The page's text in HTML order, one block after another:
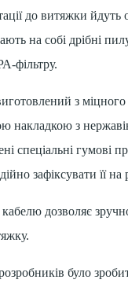
до витяжки йдуть
на собі дрібні
фільтру.
з
накладкою з
спеціальні гумові
зафіксувати її на
дозволяє
було